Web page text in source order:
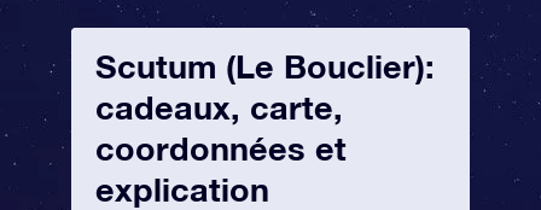
Scutum (Le Bouclier):
cadeaux, carte,
coordonnées et
explication